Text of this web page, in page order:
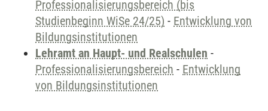
Professionalisierungsbereich (bis
Studienbeginn WiSe 24/25) - Entwicklung von
Bildungsinstitutionen
Lehramt an Haupt- und Realschulen -
Professionalisierungsbereich - Entwicklung
von Bildungsinstitutionen